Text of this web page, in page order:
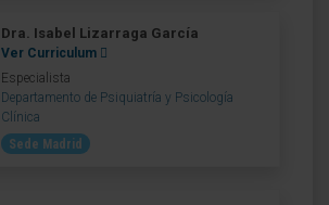
Dra. Isabel Lizarraga García
Ver Curriculum
Especialista
Departamento de Psiquiatría y Psicología
Clínica
Sede Madrid